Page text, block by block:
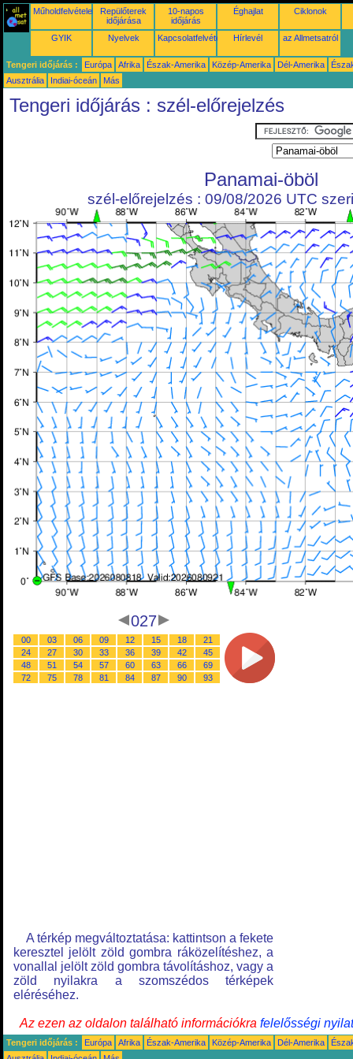
Műholdfelvételek
Repülőterek
időjárása
10-napos
időjárás
Éghajlat Ciklonok
GYIK Nyelvek Kapcsolatfelvétel Hírlevél az Allmetsatról
Tengeri időjárás : Európa Afrika Észak-Amerika Közép-Amerika Dél-Amerika
Ausztrália
Indiai-óceán Más
Tengeri időjárás : szél-előrejelzés
Panamai-öböl
szél-előrejelzés : 09/08/2026 UTC
027
00 03 06 09 12 15 18
21
24
27 30 33 36 39 42
45
48
51 54 57 60 63 66
69
72
75 78 81 84 87 90 93
A térkép megváltoztatása: kattintson a fekete
keresztel jelölt zöld gombra ráközelítéshez, a
vonallal jelölt zöld gombra távolításhoz, vagy a
zöld nyilakra a szomszédos térképek
eléréséhez.
Az ezen az oldalon található információkra felelősségi
Tengeri időjárás : Európa Afrika Észak-Amerika Közép-Amerika Dél-Amerika